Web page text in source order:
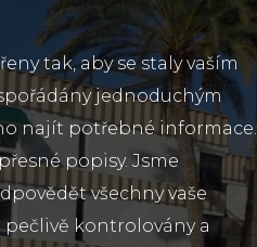
tak, aby se staly vaším
jednoduchým
najít potřebné informace.
popisy. Jsme
všechny vaše
pečlivě kontrolovány a